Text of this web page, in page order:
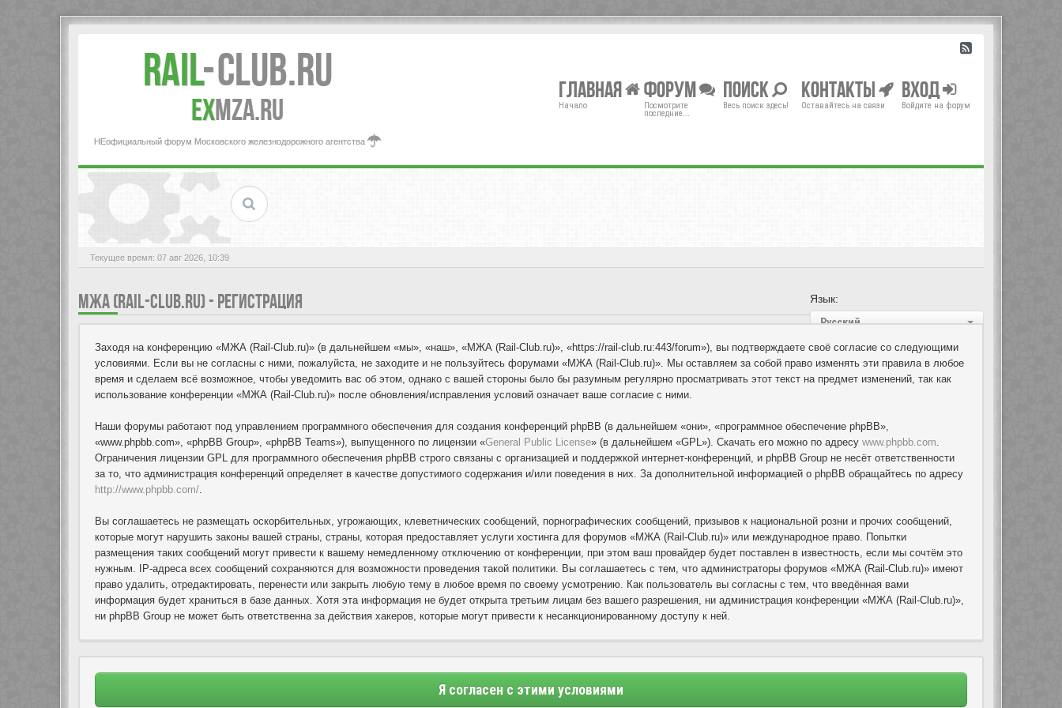
Rail-Club.RU
exMZA.RU
НЕофициальный форум Московского железнодорожного агентства
Главная
Начало
Форум
Посмотрите
последние...
Поиск
Весь поиск здесь!
Контакты
Оставайтесь на связи
Вход
Войдите на форум
Текущее время: 07 авг 2026, 10:39
Язык:
Русский
МЖА (RAIL-CLUB.RU) - РЕГИСТРАЦИЯ
Заходя на конференцию «МЖА (Rail-Club.ru)» (в дальнейшем «мы», «наш», «МЖА (Rail-Club.ru)», «https://rail-club.ru:443/forum»), вы подтверждаете своё согласие со следующими
условиями. Если вы не согласны с ними, пожалуйста, не заходите и не пользуйтесь форумами «МЖА (Rail-Club.ru)». Мы оставляем за собой право изменять эти правила в любое
время и сделаем всё возможное, чтобы уведомить вас об этом, однако с вашей стороны было бы разумным регулярно просматривать этот текст на предмет изменений, так как
использование конференции «МЖА (Rail-Club.ru)» после обновления/исправления условий означает ваше согласие с ними.
Наши форумы работают под управлением программного обеспечения для создания конференций phpBB (в дальнейшем «они», «программное обеспечение phpBB»,
«www.phpbb.com», «phpBB Group», «phpBB Teams»), выпущенного по лицензии «General Public License» (в дальнейшем «GPL»). Скачать его можно по адресу www.phpbb.com.
Ограничения лицензии GPL для программного обеспечения phpBB строго связаны с организацией и поддержкой интернет-конференций, и phpBB Group не несёт ответственности
за то, что администрация конференций определяет в качестве допустимого содержания и/или поведения в них. За дополнительной информацией о phpBB обращайтесь по адресу
http://www.phpbb.com/.
Вы соглашаетесь не размещать оскорбительных, угрожающих, клеветнических сообщений, порнографических сообщений, призывов к национальной розни и прочих сообщений,
которые могут нарушить законы вашей страны, страны, которая предоставляет услуги хостинга для форумов «МЖА (Rail-Club.ru)» или международное право. Попытки
размещения таких сообщений могут привести к вашему немедленному отключению от конференции, при этом ваш провайдер будет поставлен в известность, если мы сочтём это
нужным. IP-адреса всех сообщений сохраняются для возможности проведения такой политики. Вы соглашаетесь с тем, что администраторы форумов «МЖА (Rail-Club.ru)» имеют
право удалить, отредактировать, перенести или закрыть любую тему в любое время по своему усмотрению. Как пользователь вы согласны с тем, что введённая вами
информация будет храниться в базе данных. Хотя эта информация не будет открыта третьим лицам без вашего разрешения, ни администрация конференции «МЖА (Rail-Club.ru)»,
ни phpBB Group не может быть ответственна за действия хакеров, которые могут привести к несанкционированному доступу к ней.
Я согласен с этими условиями